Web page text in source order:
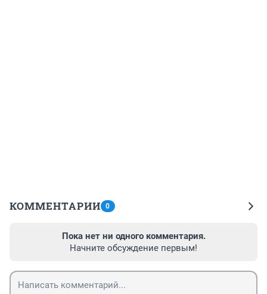
КОММЕНТАРИИ 0
Пока нет ни одного комментария.
Начните обсуждение первым!